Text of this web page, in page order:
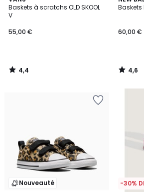
Baskets à scratchs OLD SKOOL
V
55,00 €
/ 5
4,4
/
Baskets
60,00 €
/ 5
4,6
/
Nouveauté -30%